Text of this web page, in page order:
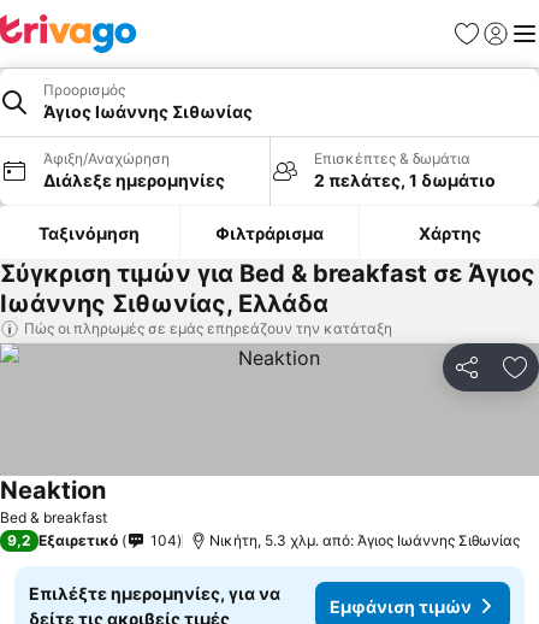
Προορισμός
Άγιος Ιωάννης Σιθωνίας
Άφιξη/Αναχώρηση
Διάλεξε ημερομηνίες
Επισκέπτες & δωμάτια
2 πελάτες, 1 δωμάτιο
Ταξινόμηση Φιλτράρισμα Χάρτης
Σύγκριση τιμών για Bed & breakfast σε Άγιος
Ιωάννης Σιθωνίας, Ελλάδα
Πώς οι πληρωμές σε εμάς επηρεάζουν την κατάταξη
Bed & breakfast
Neaktion
9,2 Εξαιρετικό 104 Νικήτη, 5.3 χλμ. από: Άγιος Ιωάννης Σιθωνίας
Επιλέξτε ημερομηνίες, για να
δείτε τις ακριβείς τιμές
Εμφάνιση τιμών